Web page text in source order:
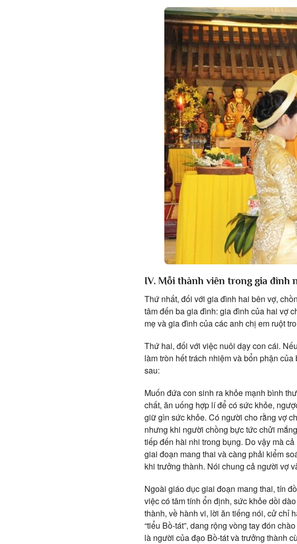
IV. Mỗi thành viên trong gia đình
Thứ nhất, đối với gia đình hai bên vợ,
tâm đến ba gia đình: gia đình của hai vợ
mẹ và gia đình của các anh chị em ruột
Thứ hai, đối với việc nuôi dạy con cái.
làm tròn hết trách nhiệm và bổn phận
sau:
Muốn đứa con sinh ra khỏe mạnh bình
chất, ăn uống hợp lí để có sức khỏe,
giữ gìn sức khỏe. Có người cho rằng vợ
nhưng khi người chồng bực tức chửi
tiếp đến hài nhi trong bụng. Do vậy mà
giai đoạn mang thai và càng phải kiểm
khi trưởng thành. Nói chung cả người vợ
Ngoài giáo dục giai đoạn mang thai, tín
việc có tâm tính ổn định, sức khỏe dồi
thành, về hành vi, lời ăn tiếng nói, cử chỉ
“tiểu Bồ-tát”, dang rộng vòng tay đón
là người của đạo Bồ-tát và trưởng thành